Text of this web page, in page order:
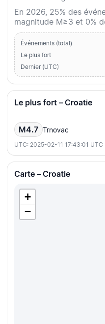
En 2026, 25% des
magnitude M≥3 et 0%
Événements (total)
Le plus fort
Dernier (UTC)
Le plus fort – Croatie
M4.7 Trnovac
UTC: 2025-02-11 17:43:01 UTC
Carte – Croatie
+
−